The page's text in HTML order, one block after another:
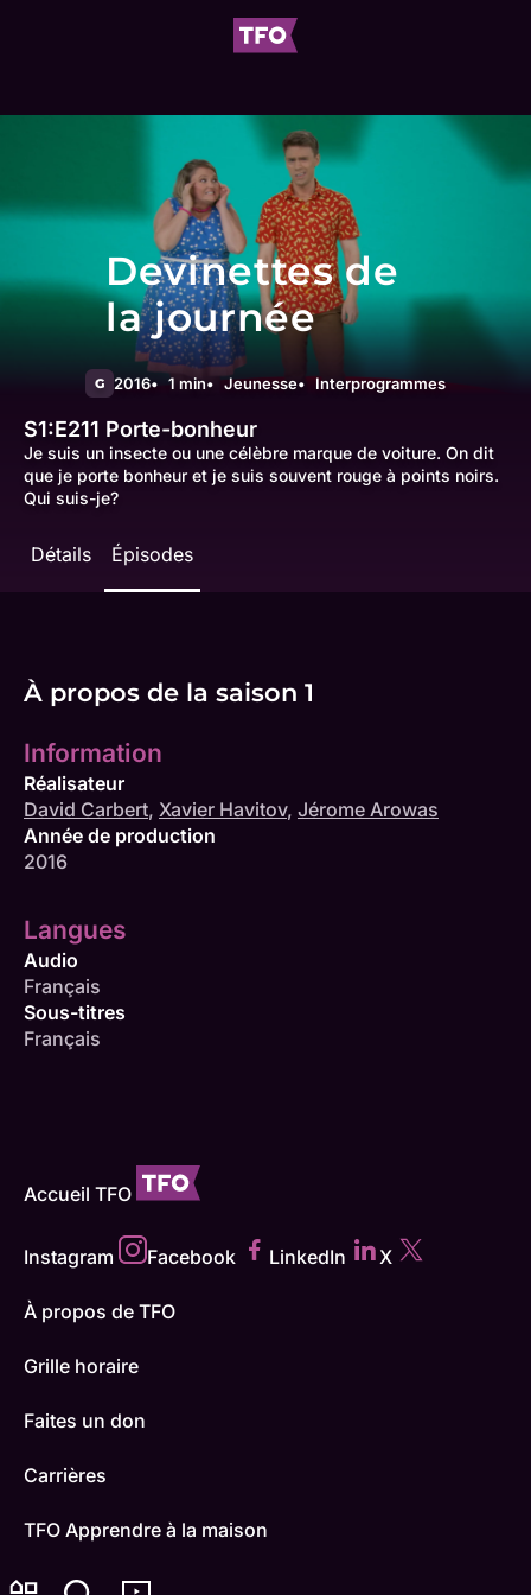
Devinettes de
la journée
G 2016 1 min Jeunesse Interprogrammes
S1:E211 Porte-bonheur
Je suis un insecte ou une célèbre marque de voiture. On dit
que je porte bonheur et je suis souvent rouge à points noirs.
Qui suis-je?
Détails Épisodes
À propos de la saison 1
Information
Réalisateur
David Carbert, Xavier Havitov, Jérome Arowas
Année de production
2016
Langues
Audio
Français
Sous-titres
Français
Accueil TFO
Instagram Facebook LinkedIn X
À propos de TFO
Grille horaire
Faites un don
Carrières
TFO Apprendre à la maison
Comment nous capter